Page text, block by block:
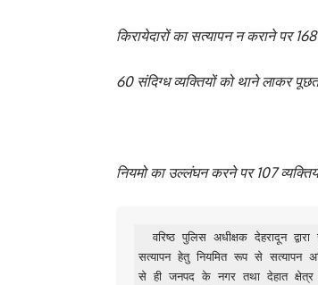
किरायेदारों का सत्यापन न कराने पर
60 संदिग्ध व्यक्तियों को थाने लाकर
नियमो का उल्लंघन करने पर 107
  वरिष्ठ पुलिस अधीक्षक देहरादून द्वारा सभी थाना प्रभारियों को अपने अपने थाना क्षेत्र में निवासरत बाहरी व्यक्तियों/ किरायेदारों के
सत्यापन हेतु नियमित रूप से
से ही जनपद के नगर तथा देहात क्षेत्र में